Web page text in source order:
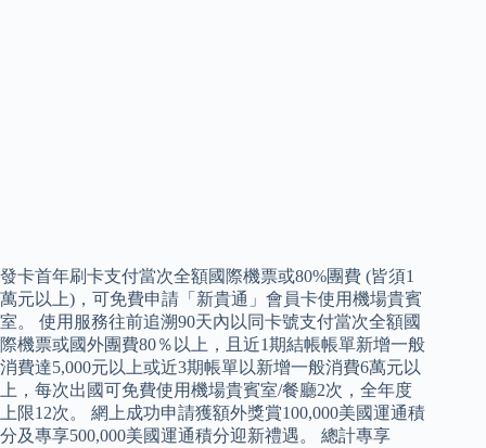
發卡首年刷卡支付當次全額國際機票或80%團費 (皆須1
萬元以上)，可免費申請「新貴通」會員卡使用機場貴賓
室。 使用服務往前追溯90天內以同卡號支付當次全額國
際機票或國外團費80％以上，且近1期結帳帳單新增一般
消費達5,000元以上或近3期帳單以新增一般消費6萬元以
上，每次出國可免費使用機場貴賓室/餐廳2次，全年度
上限12次。 網上成功申請獲額外獎賞100,000美國運通積
分及專享500,000美國運通積分迎新禮遇。 總計專享